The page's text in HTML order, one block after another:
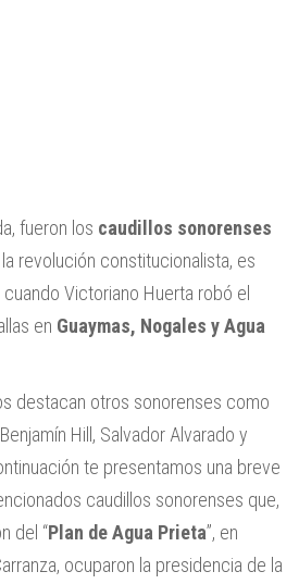
fueron los caudillos sonorenses
revolución constitucionalista, es
Victoriano Huerta robó el
en Guaymas, Nogales y Agua
destacan otros sonorenses como
Hill, Salvador Alvarado y
te presentamos una breve
caudillos sonorenses que,
del “Plan de Agua Prieta”, en
ocuparon la presidencia de la